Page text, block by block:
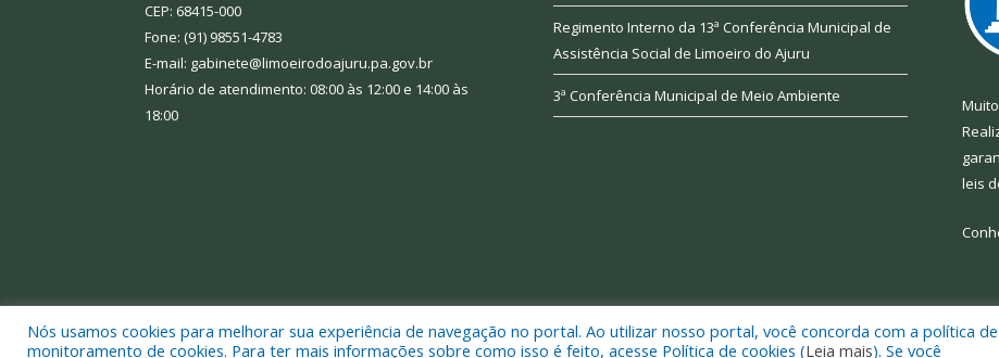
CEP: 68415-000
Fone: (91) 98551-4783
E-mail: gabinete@limoeirodoajuru.pa.gov.br
Horário de atendimento: 08:00 às 12:00 e 14:00 às
18:00
Regimento Interno da 13ª Conferência Municipal de
Assistência Social de Limoeiro do Ajuru
3ª Conferência Municipal de Meio Ambiente
leis
Todos os direitos reservados a Prefeitura Municipal de Limoeiro do Ajuru. Mapa do Site
Nós usamos cookies para melhorar sua experiência de navegação no portal. Ao utilizar nosso portal, você concorda com a política de
monitoramento de cookies. Para ter mais informações sobre como isso é feito, acesse Política de cookies (Leia mais). Se você